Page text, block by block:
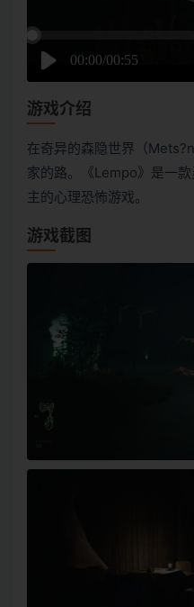
游戏介绍
在奇异的森隐世界（
家的路。《Lempo》是一
主的心理恐怖游戏。
游戏截图